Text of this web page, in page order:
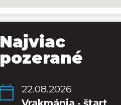
Najviac
pozerané
22.08.2026